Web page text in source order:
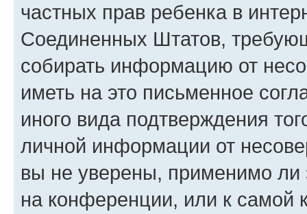
частных прав ребенка в
Соединенных Штатов,
собирать информацию от
иметь на это письменное
иного вида подтверждения
личной информации от
вы не уверены, применимо ли
на конференции, или к самой